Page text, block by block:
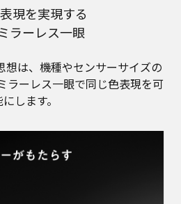
/ 40mm, 1/500sec, F6.3, ISO100